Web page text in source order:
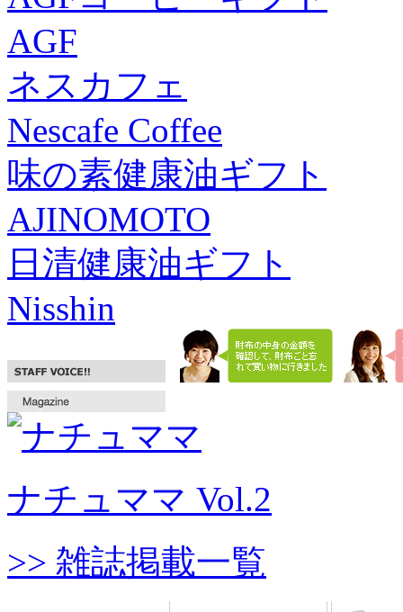
AGF
ネスカフェ
Nescafe Coffee
味の素健康油ギフト
AJINOMOTO
日清健康油ギフト
Nisshin
ナチュママ Vol.2
>> 雑誌掲載一覧